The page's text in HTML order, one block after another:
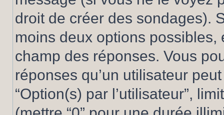
droit de créer des sondages).
moins deux options
champ des réponses. Vous
réponses qu’un utilisateur
“Option(s) par l’utilisateur”,